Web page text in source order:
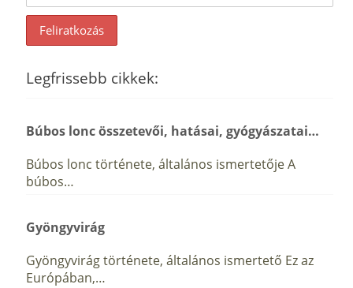
Legfrissebb cikkek:
Búbos lonc összetevői, hatásai, gyógyászatai…
Búbos lonc története, általános ismertetője A
búbos…
Gyöngyvirág
Gyöngyvirág története, általános ismertető Ez az
Európában,…